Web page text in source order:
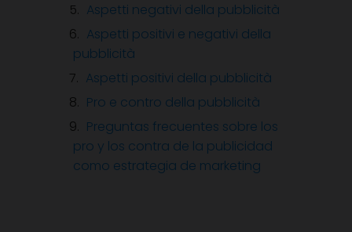
Aspetti negativi della pubblicità
Aspetti positivi e negativi della
pubblicità
Aspetti positivi della pubblicità
Pro e contro della pubblicità
Preguntas frecuentes sobre los
pro y los contra de la publicidad
como estrategia de marketing